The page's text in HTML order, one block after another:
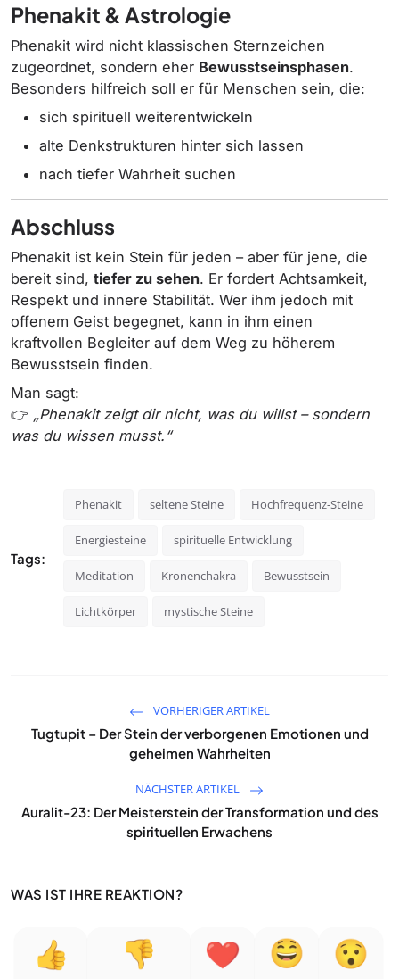
Phenakit & Astrologie
Phenakit wird nicht klassischen Sternzeichen
zugeordnet, sondern eher Bewusstseinsphasen.
Besonders hilfreich soll er für Menschen sein, die:
sich spirituell weiterentwickeln
alte Denkstrukturen hinter sich lassen
nach tiefer Wahrheit suchen
Abschluss
Phenakit ist kein Stein für jeden – aber für jene, die
bereit sind, tiefer zu sehen. Er fordert Achtsamkeit,
Respekt und innere Stabilität. Wer ihm jedoch mit
offenem Geist begegnet, kann in ihm einen
kraftvollen Begleiter auf dem Weg zu höherem
Bewusstsein finden.
Man sagt:
👉 „Phenakit zeigt dir nicht, was du willst – sondern
was du wissen musst.“
Tags:
Phenakit seltene Steine Hochfrequenz-Steine
Energiesteine spirituelle Entwicklung
Meditation Kronenchakra Bewusstsein
Lichtkörper mystische Steine
VORHERIGER ARTIKEL
Tugtupit – Der Stein der verborgenen Emotionen und
geheimen Wahrheiten
NÄCHSTER ARTIKEL
Auralit-23: Der Meisterstein der Transformation und des
spirituellen Erwachens
WAS IST IHRE REAKTION?